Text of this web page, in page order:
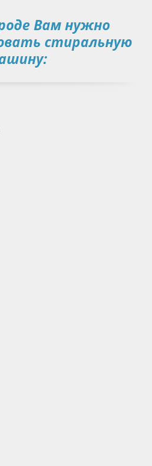
Вам нужно
стиральную